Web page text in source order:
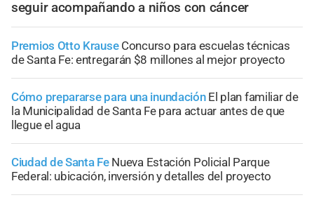
seguir acompañando a niños con cáncer
Premios Otto Krause Concurso para escuelas técnicas
de Santa Fe: entregarán $8 millones al mejor proyecto
Cómo prepararse para una inundación El plan familiar de
la Municipalidad de Santa Fe para actuar antes de que
llegue el agua
Ciudad de Santa Fe Nueva Estación Policial Parque
Federal: ubicación, inversión y detalles del proyecto